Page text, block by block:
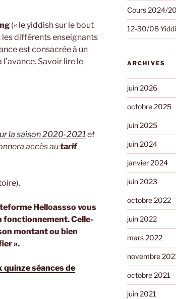
(« le yiddish sur le bout
les différents enseignants
est consacrée à un
Savoir lire le
la saison 2020-2021et
accès autarif
Helloassso vous
fonctionnement. Celle-
montant ou bien
».
quinze séances de
Cours 2024/
12-30/08
ARCHIVES
juin 2026
octobre 2025
juin 2025
juin 2024
janvier 2024
juin 2023
octobre 2022
juin 2022
mars 2022
novembre
octobre 2021
juin 2021